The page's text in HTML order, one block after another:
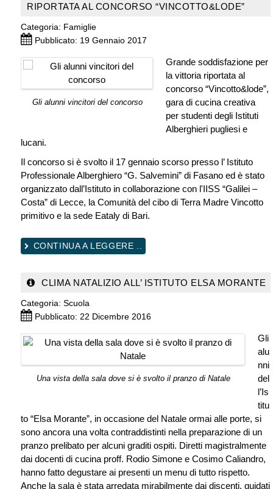
RIPORTATA AL CONCORSO “VINCOTTO&LODE”
Categoria: Famiglie
Pubblicato: 19 Gennaio 2017
Gli alunni vincitori del concorso
Grande soddisfazione per
la vittoria riportata al
concorso “Vincotto&lode”,
gara di cucina creativa
per studenti degli Istituti
Alberghieri pugliesi e
lucani.
Il concorso si è svolto il 17 gennaio scorso presso l’ Istituto
Professionale Alberghiero “G. Salvemini” di Fasano ed è stato
organizzato dall’Istituto in collaborazione con l'IISS “Galilei –
Costa” di Lecce, la Comunità del cibo di Terra Madre Vincotto
primitivo e la sede Eataly di Bari.
CONTINUA A LEGGERE ..
CLIMA NATALIZIO ALL’ ISTITUTO ELSA MORANTE
Categoria:Scuola
Pubblicato: 22 Dicembre 2016
Una vista della sala dove si è svolto il pranzo di Natale
Gli
alu
nni
del
l’Is
titu
to “Elsa Morante”, in occasione del Natale ormai alle porte, si
sono ancora una volta contraddistinti nella preparazione di un
pranzo prelibato per alcuni graditi ospiti. Diretti magistralmente
dai docenti di cucina proff. Rodio Simone e Cosimo Caliandro,
hanno fatto degustare ai presenti un menu di tutto rispetto.
Anche la sala è stata arredata mirabilmente dai discenti, guidati